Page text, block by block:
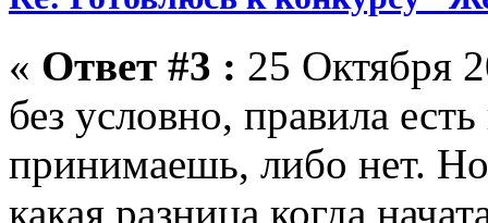
« Ответ #3 : 25 Октября
без условно, правила
принимаешь, либо нет.
какая разница когда